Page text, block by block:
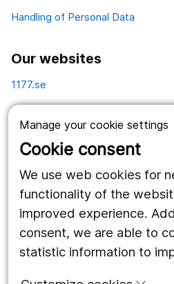
Manage your cookie settings
Cookie consent
We use web cookies for
functionality of the
improved experience.
consent, we are able to
statistic information to
Handling of Personal Data
Our websites
1177.se
Vårdgivare
Utveckling
Follow us
Facebook